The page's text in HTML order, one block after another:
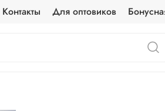
Контакты Для оптовиков